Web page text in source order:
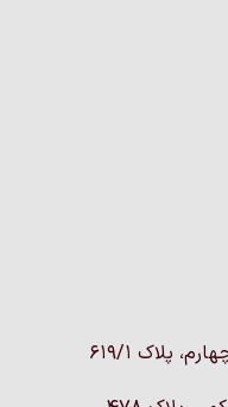
پلاک 619/1